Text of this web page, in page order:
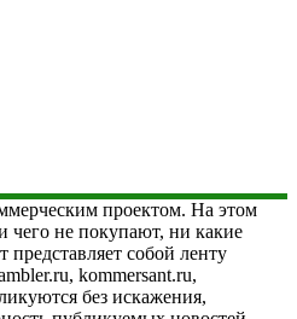
проектом. На этом
чего не покупают, ни какие
собой ленту
kommersant.ru,
без искажения,